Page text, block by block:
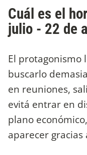
Cuál es el
julio - 22 de
El protagonismo
buscarlo
en reuniones,
evitá entrar en
plano
aparecer